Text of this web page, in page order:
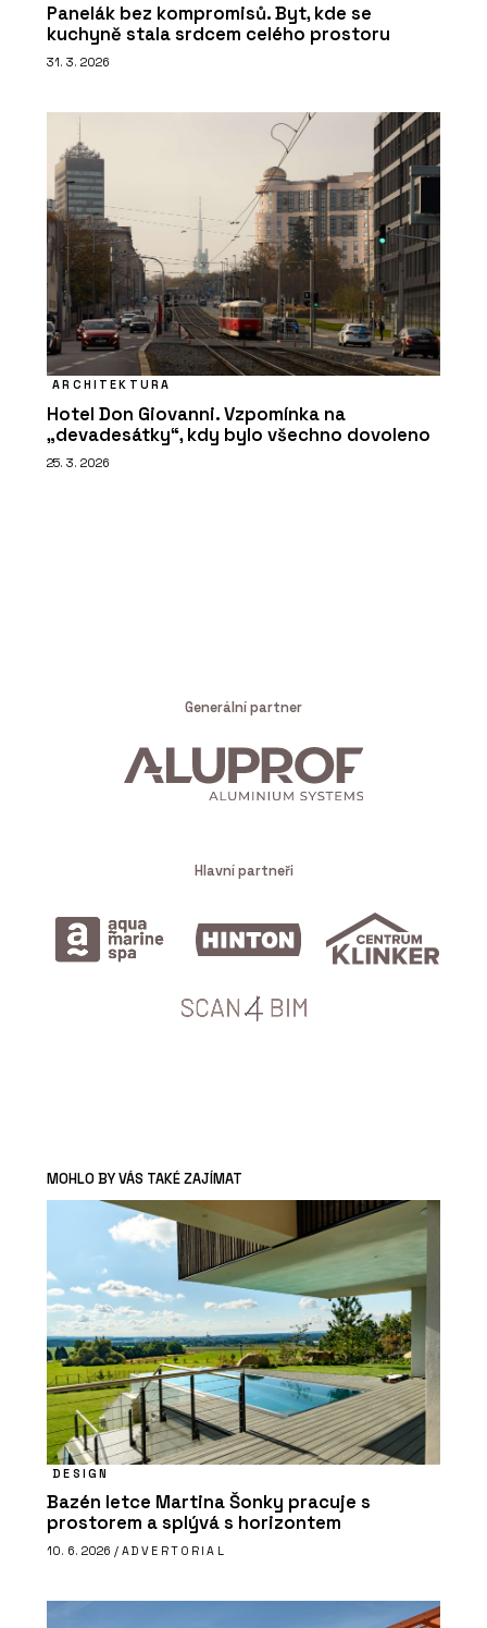
Panelák bez kompromisů. Byt, kde se
kuchyně stala srdcem celého prostoru
31. 3. 2026
ARCHITEKTURA
Hotel Don Giovanni. Vzpomínka na
„devadesátky“, kdy bylo všechno dovoleno
25. 3. 2026
Generální partner
Hlavní partneři
MOHLO BY VÁS TAKÉ ZAJÍMAT
DESIGN
Bazén letce Martina Šonky pracuje s
prostorem a splývá s horizontem
10. 6. 2026 / ADVERTORIAL